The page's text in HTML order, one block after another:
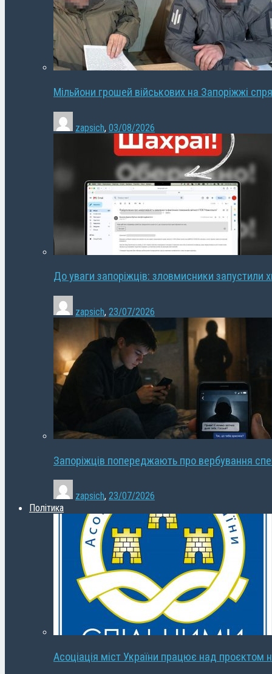
Мільйони грошей військових на Запоріжжі
zapsich, 03/08/2026
До уваги запоріжців: зловмисники запустили
zapsich, 23/07/2026
Запоріжців попереджають про вербування
zapsich, 23/07/2026
Політика
Асоціація міст України працює над проєктом